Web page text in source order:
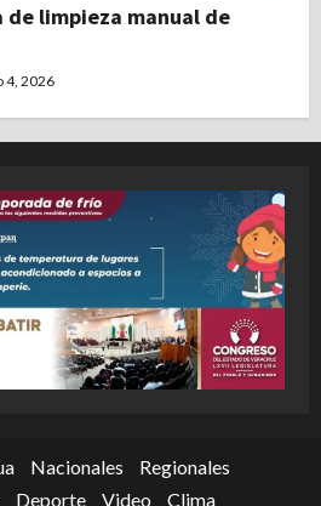
de limpieza manual de
4, 2026
Nacionales
Regionales
Deporte Video Clima